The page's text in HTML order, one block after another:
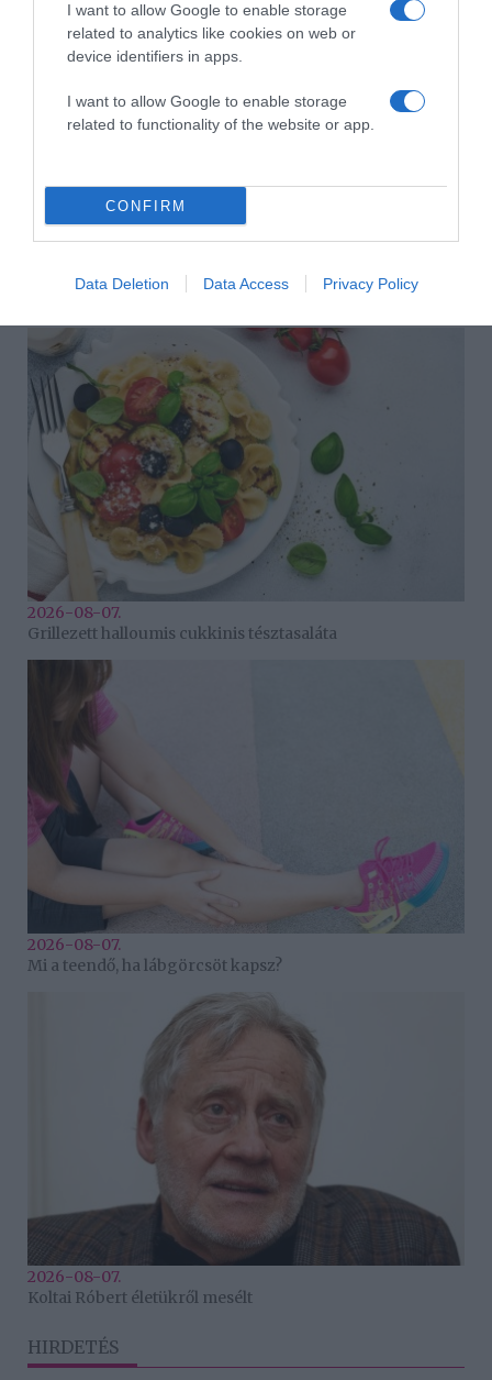
I want to allow Google to enable storage
related to analytics like cookies on web or
device identifiers in apps.
I want to allow Google to enable storage
related to functionality of the website or app.
CONFIRM
Data Deletion Data Access Privacy Policy
Túlzott félelem a közös jövőtől – hogyan kerüld el egy új
2026-08-07.
Grillezett halloumis cukkinis tésztasaláta
2026-08-07.
Mi a teendő, ha lábgörcsöt kapsz?
2026-08-07.
Koltai Róbert életükről mesélt
HIRDETÉS